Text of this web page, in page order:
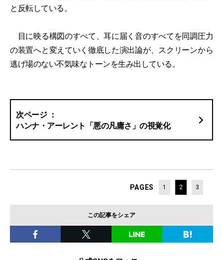
と反転している。
目に映る構図のすべて、耳に届く音のすべてを同調圧力
の装置へと変えていく徹底した演出論が、スクリーンから
逃げ場のない不気味なトーンを生み出している。
ハンナ・アーレント「悪の凡庸さ」の視覚化
PAGES 1 2 3
この記事をシェア